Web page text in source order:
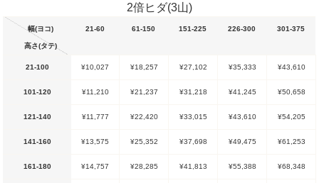
2倍ヒダ(3山)
幅(ヨコ)
高さ(タテ)
21-60 61-150 151-225 226-300 301-375
21-100 ¥10,027 ¥18,257 ¥27,102 ¥35,333 ¥43,610
101-120 ¥11,210 ¥21,237 ¥31,218 ¥41,245 ¥50,658
121-140 ¥11,777 ¥22,420 ¥33,015 ¥43,610 ¥54,205
141-160 ¥13,575 ¥25,352 ¥37,698 ¥49,475 ¥61,253
161-180 ¥14,757 ¥28,285 ¥41,813 ¥55,388 ¥68,348